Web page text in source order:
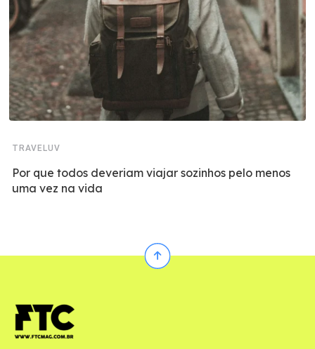
TRAVELUV
Por que todos deveriam viajar sozinhos pelo menos
uma vez na vida